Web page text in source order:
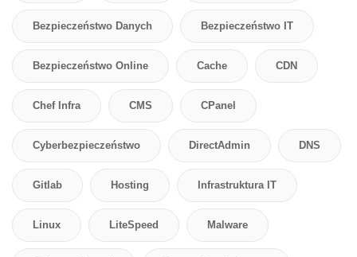
Bezpieczeństwo Danych Bezpieczeństwo IT
Bezpieczeństwo Online Cache CDN
Chef Infra CMS CPanel
Cyberbezpieczeństwo DirectAdmin DNS
Gitlab Hosting Infrastruktura IT
Linux LiteSpeed Malware